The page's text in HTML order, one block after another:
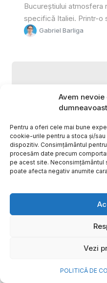
Avem
Pentru a oferi cele mai bune
cookie-urile pentru a stoca și/
dispozitiv. Consimțământul
procesăm date precum
pe acest site. Neconsimțământul
poate afecta negativ anumite
Vezi
POLITICĂ DE
Bucureștiului atmosfera
specifică Italiei. Printr-o
Gabriel Barliga
Cum
frumoase
o bijuterie
se întâmplă cele mai